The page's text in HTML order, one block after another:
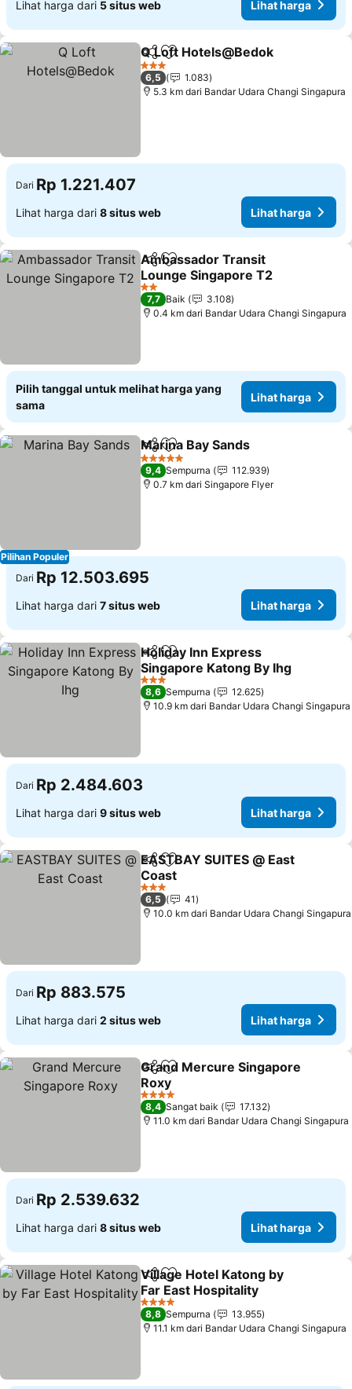
Lihat harga dari 5 situs web Lihat harga
BagikanTambahkan ke favorit
Q Loft Hotels@Bedok
3 Bintang
6,5
1.083
5.3 km dari Bandar Udara Changi Singapura
Dari Rp 1.221.407
Lihat harga dari 8 situs web Lihat harga
BagikanTambahkan ke favorit
Ambassador Transit
Lounge Singapore T2
Lihat harga
2 Bintang
7,7 Baik
3.108
0.4 km dari Bandar Udara Changi Singapura
Pilih tanggal untuk melihat harga yang
sama
Lihat harga
Pilihan Populer
BagikanTambahkan ke favorit
Marina Bay Sands
5 Bintang
9,4 Sempurna
112.939
0.7 km dari Singapore Flyer
Dari Rp 12.503.695
Lihat harga dari 7 situs web Lihat harga
BagikanTambahkan ke favorit
Holiday Inn Express
Singapore Katong By Ihg
Lihat harga
3 Bintang
8,6 Sempurna
12.625
10.9 km dari Bandar Udara Changi Singapura
Dari Rp 2.484.603
Lihat harga dari 9 situs web Lihat harga
BagikanTambahkan ke favorit
EASTBAY SUITES @ East
Coast
Lihat harga
3 Bintang
6,5
41
10.0 km dari Bandar Udara Changi Singapura
Dari Rp 883.575
Lihat harga dari 2 situs web Lihat harga
BagikanTambahkan ke favorit
Grand Mercure Singapore
Roxy
Lihat harga
4 Bintang
8,4 Sangat baik
17.132
11.0 km dari Bandar Udara Changi Singapura
Dari Rp 2.539.632
Lihat harga dari 8 situs web Lihat harga
BagikanTambahkan ke favorit
Village Hotel Katong by
Far East Hospitality
Lihat harga
4 Bintang
8,8 Sempurna
13.955
11.1 km dari Bandar Udara Changi Singapura